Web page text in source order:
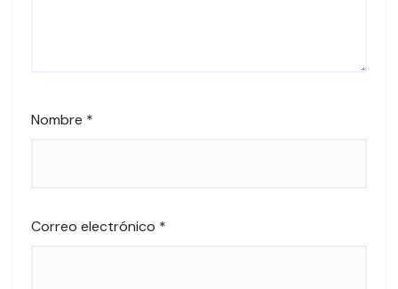
Nombre *
Correo electrónico *